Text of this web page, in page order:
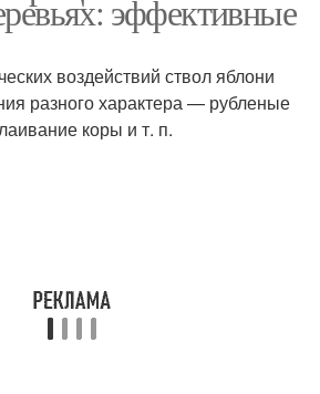
Замазки для деревьев
эффективные
воздействий ствол яблони
разного характера — рубленые
коры и т. п.